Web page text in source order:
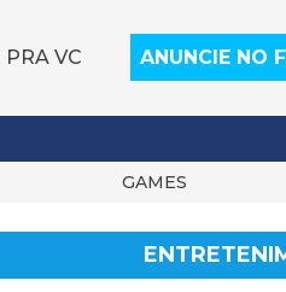
PRA VC ANUNCIE NO
GAMES